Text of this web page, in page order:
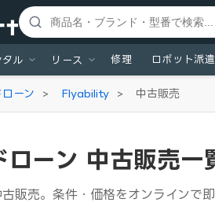
タル リース 修理 ロボット派遣
ローン > Flyability > 中古販売
ーン 中古販売一
販売。条件・価格をオンラインで即